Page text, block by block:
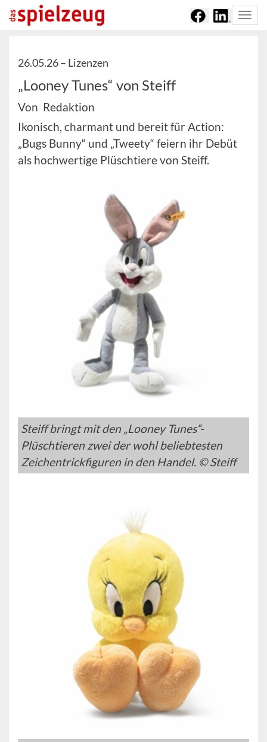
26.05.26 – Lizenzen
„Looney Tunes“ von Steiff
Von Redaktion
Ikonisch, charmant und bereit für Action:
„Bugs Bunny“ und „Tweety“ feiern ihr Debüt
als hochwertige Plüschtiere von Steiff.
Steiff bringt mit den „Looney Tunes“-
Plüschtieren zwei der wohl beliebtesten
Zeichentrickfiguren in den Handel. © Steiff